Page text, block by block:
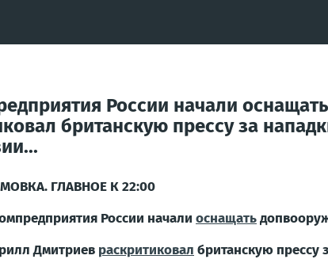
России начали
британскую прессу за
ГЛАВНОЕ К 22:00
России начали оснащать
Дмитриев раскритиковал британскую прессу